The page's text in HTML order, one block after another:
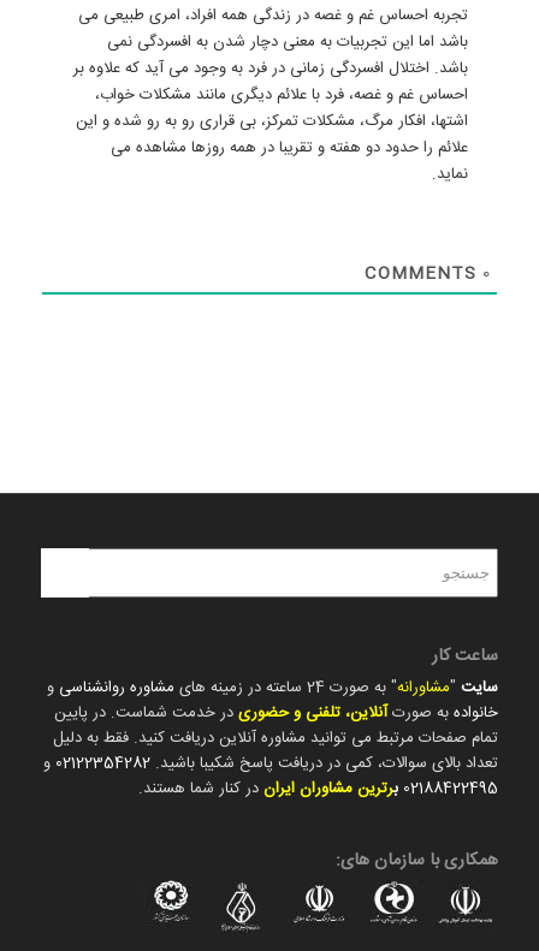
تجربه احساس غم و غصه در زندگی همه افراد، امری طبیعی می
باشد اما این تجربیات به معنی دچار شدن به افسردگی نمی
باشد. اختلال افسردگی زمانی در فرد به وجود می آید که علاوه بر
احساس غم و غصه، فرد با علائم دیگری مانند مشکلات خواب،
اشتها، افکار مرگ، مشکلات تمرکز، بی قراری رو به رو شده و این
علائم را حدود دو هفته و تقریبا در همه روزها مشاهده می
نماید.
0
ساعت کار
سایت"مشاورانه" به صورت 24 ساعته در زمینه های مشاوره روانشناسی و
خانوادهبه صورتآنلاین، تلفنی و حضوریدر خدمت شماست. در پایین
تمام صفحات مرتبط می توانید مشاوره آنلاین دریافت کنید. فقط به دلیل
تعداد بالای سوالات، کمی در دریافت پاسخ شکیبا باشید. 02122354282 و
02188422495 برترین مشاوران ایراندر کنار شما هستند.
همکاری با سازمان های: